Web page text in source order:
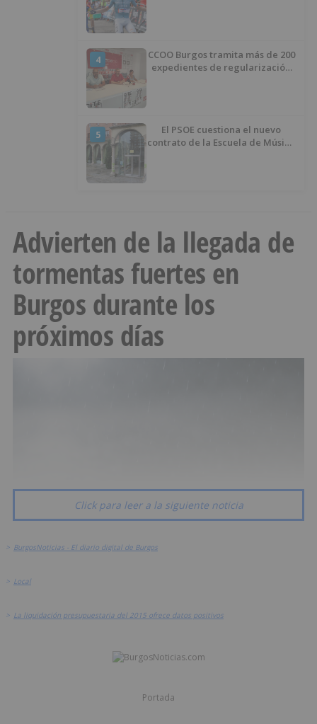
4
CCOO Burgos tramita más de 200
expedientes de regularización
5
El PSOE cuestiona el nuevo
contrato de la Escuela de Música
Advierten de la llegada de
tormentas fuertes en
Burgos durante los
próximos días
Click para leer a la siguiente noticia
> BurgosNoticias - El diario digital de Burgos
> Local
> La liquidación presupuestaria del 2015 ofrece datos positivos
Portada